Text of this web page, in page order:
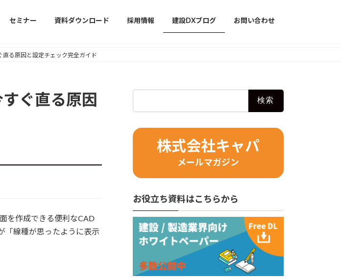
セミナー 資料ダウンロード 採用情報 建設DXブログ お問い合わせ
直る原因と設定チェック完全ガイド
ぐ直る原因
を作成できる便利なCAD
「線種が思ったように表示
株式会社キャパ
メールマガジン
お役立ち資料はこちらから